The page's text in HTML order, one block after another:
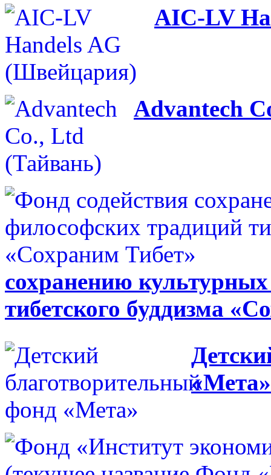
AIC-LV
Advantech
сохранению
тибетского буддизма
«Мета»